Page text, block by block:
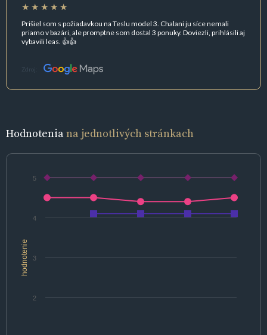
Prišiel som s požiadavkou na Teslu model 3. Chalani ju síce nemali
priamo v bazári, ale promptne som dostal 3 ponuky. Doviezli, prihlásili aj
vybavili leas. 👍👍
Zdroj:
Hodnoteniana jednotlivých stránkach
hodnotenie
2
3
4
5